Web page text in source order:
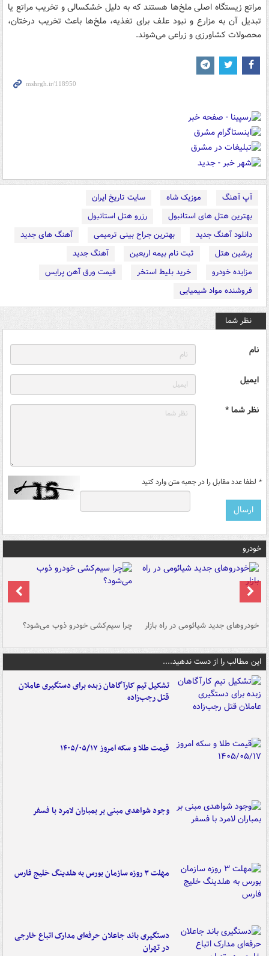
مراتع زیستگاه اصلی ملخ‌ها هستند که به دلیل خشکسالی و تخریب مراتع یا
تبدیل آن به مزارع و نبود علف برای تغذیه، ملخ‌ها باعث تخریب درختان،
محصولات کشاورزی و زراعی می‌شوند.
آپ آهنگ موزیک شاه
سایت تاریخ ایران
بهترین هتل های استانبول
رزرو هتل استانبول
دانلود آهنگ جدید
بهترین جراح بینی ترمیمی
آهنگ های جدید
پرشین هتل
ثبت نام بیمه اربعین
آهنگ جدید
مزایده خودرو
خرید بلیط استخر
قیمت ورق آهن پرایس
فروشنده مواد شیمیایی
نظر شما
نام
ایمیل
نظر شما *
* لطفا عدد مقابل را در جعبه متن وارد کنید
خودرو
خودروهای جدید شیائومی در راه بازار چرا سیم‌کشی خودرو ذوب می‌شود؟
این مطالب را از دست ندهید....
تشکیل تیم کارآگاهان زبده برای دستگیری عاملان
قتل رجب‌زاده
قیمت طلا و سکه امروز ۱۴۰۵/۰۵/۱۷
وجود شواهدی مبنی بر بمباران لامرد با فسفر
مهلت ۳ روزه سازمان بورس به هلدینگ خلیج فارس
دستگیری باند جاعلان حرفه‌ای مدارک اتباع خارجی
در تهران